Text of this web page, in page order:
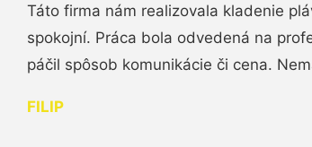
Táto firma nám realizovala kladenie
spokojní. Práca bola odvedená na
páčil spôsob komunikácie či cena.
FILIP